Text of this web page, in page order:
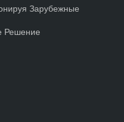
Зарубежные
Решение